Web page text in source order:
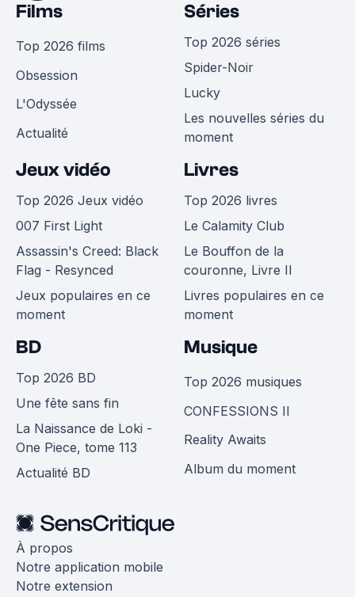
Films
Top 2026 films
Obsession
L'Odyssée
Actualité
Séries
Top 2026 séries
Spider-Noir
Lucky
Les nouvelles séries du
moment
Jeux vidéo
Top 2026 Jeux vidéo
007 First Light
Assassin's Creed: Black
Flag - Resynced
Jeux populaires en ce
moment
Livres
Top 2026 livres
Le Calamity Club
Le Bouffon de la
couronne, Livre II
Livres populaires en ce
moment
BD
Top 2026 BD
Une fête sans fin
La Naissance de Loki -
One Piece, tome 113
Actualité BD
Musique
Top 2026 musiques
CONFESSIONS II
Reality Awaits
Album du moment
À propos
Notre application mobile
Notre extension